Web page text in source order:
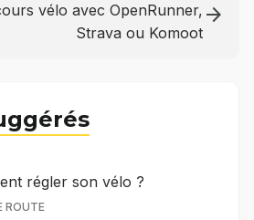
vélo avec OpenRunner,
Strava ou Komoot
arrow_forward
régler son vélo ?
ROUTE